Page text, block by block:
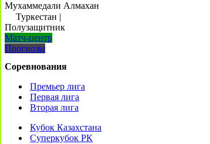
Мухаммедали Алмахан
Туркестан |
Полузащитник
Матч-центр
Прогнозы
Соревнования
Премьер лига
Первая лига
Вторая лига
Кубок Казахстана
Суперкубок РК